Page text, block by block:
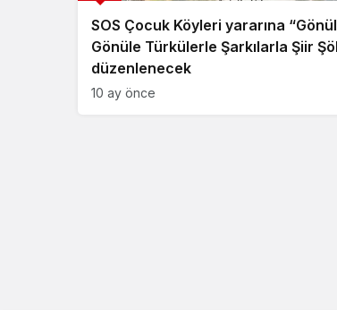
SOS Çocuk Köyleri yararına
Gönüle Türkülerle Şarkılarla Şiir
düzenlenecek
10 ay önce